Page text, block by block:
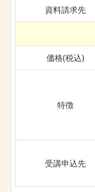
資料請求先
価格(税込)
特徴
受講申込先